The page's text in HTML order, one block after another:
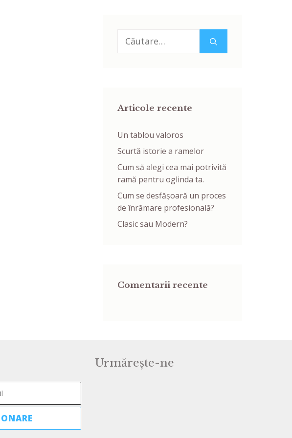
Caută
după:
Articole recente
Un tablou valoros
Scurtă istorie a ramelor
Cum să alegi cea mai potrivită
ramă pentru oglinda ta.
Cum se desfășoară un proces
de înrămare profesională?
Clasic sau Modern?
Comentarii recente
Urmărește-ne